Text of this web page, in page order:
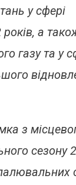
у сфері
а
газу та у
з
сезону